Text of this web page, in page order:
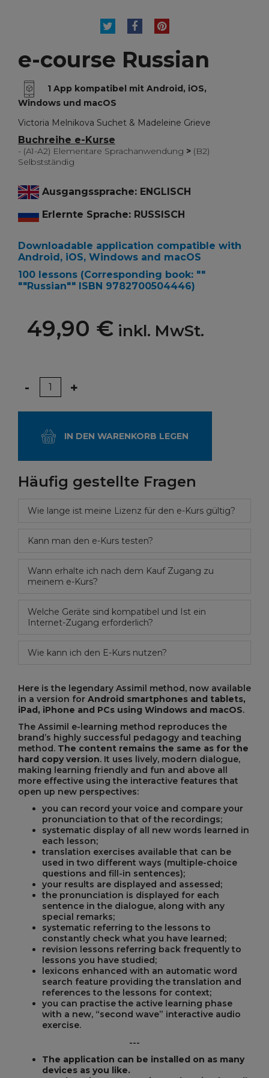
TWEETTEILENPINTEREST
e-course Russian
1 App kompatibel mit Android, iOS,
Windows und macOS
Victoria Melnikova Suchet & Madeleine Grieve
Buchreihe e-Kurse
- (A1-A2) Elementare Sprachanwendung > (B2)
Selbstständig
Ausgangssprache: ENGLISCH
Erlernte Sprache: RUSSISCH
Downloadable application compatible with
Android, iOS, Windows and macOS
100 lessons (Corresponding book: ""
""Russian"" ISBN 9782700504446)
49,90 € inkl. MwSt.
Menge
- +
IN DEN WARENKORB LEGEN
Häufig gestellte Fragen
Wie lange ist meine Lizenz für den e-Kurs gültig?
Kann man den e-Kurs testen?
Wann erhalte ich nach dem Kauf Zugang zu
meinem e-Kurs?
Welche Geräte sind kompatibel und Ist ein
Internet-Zugang erforderlich?
Wie kann ich den E-Kurs nutzen?
Here is the legendary Assimil method, now available
in a version for Android smartphones and tablets,
iPad, iPhone and PCs using Windows and macOS.
The Assimil e-learning method reproduces the
brand’s highly successful pedagogy and teaching
method. The content remains the same as for the
hard copy version. It uses lively, modern dialogue,
making learning friendly and fun and above all
more effective using the interactive features that
open up new perspectives:
you can record your voice and compare your
pronunciation to that of the recordings;
systematic display of all new words learned in
each lesson;
translation exercises available that can be
used in two different ways (multiple-choice
questions and fill-in sentences);
your results are displayed and assessed;
the pronunciation is displayed for each
sentence in the dialogue, along with any
special remarks;
systematic referring to the lessons to
constantly check what you have learned;
revision lessons referring back frequently to
lessons you have studied;
lexicons enhanced with an automatic word
search feature providing the translation and
references to the lessons for context;
you can practise the active learning phase
with a new, “second wave” interactive audio
exercise.
---
The application can be installed on as many
devices as you like.